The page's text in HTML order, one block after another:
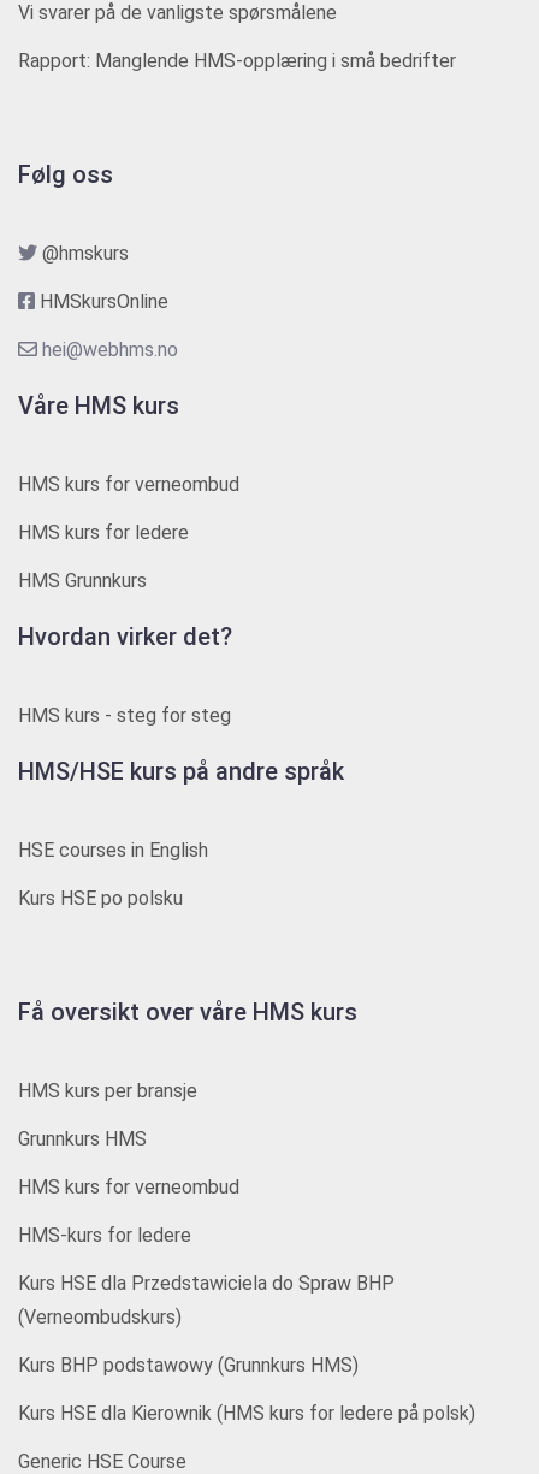
Vi svarer på de vanligste spørsmålene
Rapport: Manglende HMS-opplæring i små bedrifter
Følg oss
@hmskurs
HMSkursOnline
hei@webhms.no
Våre HMS kurs
HMS kurs for verneombud
HMS kurs for ledere
HMS Grunnkurs
Hvordan virker det?
HMS kurs - steg for steg
HMS/HSE kurs på andre språk
HSE courses in English
Kurs HSE po polsku
Få oversikt over våre HMS kurs
HMS kurs per bransje
Grunnkurs HMS
HMS kurs for verneombud
HMS-kurs for ledere
Kurs HSE dla Przedstawiciela do Spraw BHP
(Verneombudskurs)
Kurs BHP podstawowy (Grunnkurs HMS)
Kurs HSE dla Kierownik (HMS kurs for ledere på polsk)
Generic HSE Course